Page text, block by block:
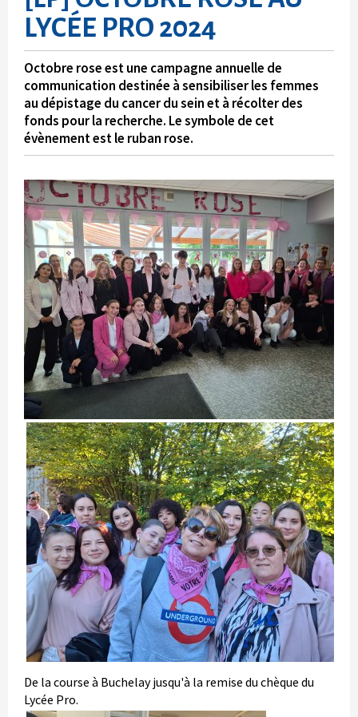
LYCÉE PRO 2024
Octobre rose est une campagne annuelle de
communication destinée à sensibiliser les femmes
au dépistage du cancer du sein et à récolter des
fonds pour la recherche. Le symbole de cet
évènement est le ruban rose.
De la course à Buchelay jusqu'à la remise du chèque du
Lycée Pro.